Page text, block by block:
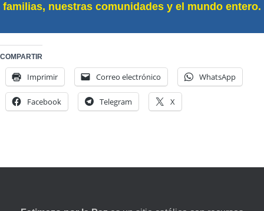
familias, nuestras comunidades y el mundo entero.
COMPARTIR
Imprimir Correo electrónico WhatsApp
Facebook Telegram X